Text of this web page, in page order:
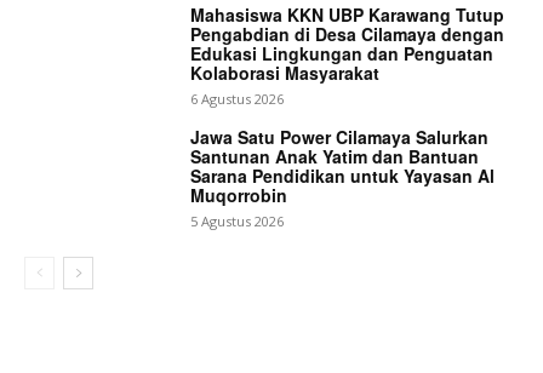
Mahasiswa KKN UBP Karawang Tutup
Pengabdian di Desa Cilamaya dengan
Edukasi Lingkungan dan Penguatan
Kolaborasi Masyarakat
6 Agustus 2026
Jawa Satu Power Cilamaya Salurkan
Santunan Anak Yatim dan Bantuan
Sarana Pendidikan untuk Yayasan Al
Muqorrobin
5 Agustus 2026